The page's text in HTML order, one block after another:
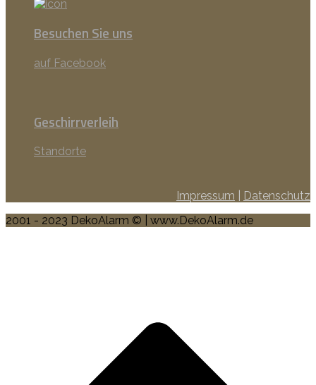
Besuchen Sie uns
auf Facebook
Geschirrverleih
Standorte
Impressum
Datenschutz
2001 - 2023 DekoAlarm © | www.DekoAlarm.de